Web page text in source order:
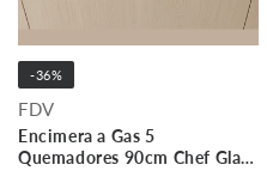
-36%
FDV
Encimera a Gas 5
Quemadores 90cm Chef Glass